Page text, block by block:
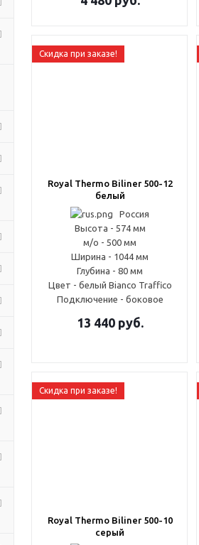
Скидка при заказе!
Royal Thermo Biliner 500-12
белый
Россия
Высота - 574 мм
м/о - 500 мм
Ширина - 1044 мм
Глубина - 80 мм
Цвет - белый Bianco Traffico
Подключение - боковое
13 440руб.
Скидка при заказе!
Royal Thermo Biliner 500-10
серый